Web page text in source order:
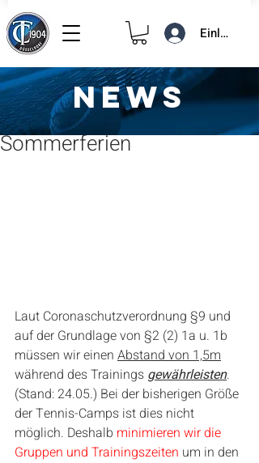
Einloggen
Jugend-Tennis-Kurs 2021 /
Sommerferien
24. Mai 20211 Min. Lesezeit
Laut Coronaschutzverordnung §9 und
auf der Grundlage von §2 (2) 1a u. 1b
müssen wir einen Abstand von 1,5m
während des Trainings gewährleisten.
(Stand: 24.05.) Bei der bisherigen Größe
der Tennis-Camps ist dies nicht
möglich. Deshalb minimieren wir die
Gruppen und Trainingszeiten um in den
NEWS